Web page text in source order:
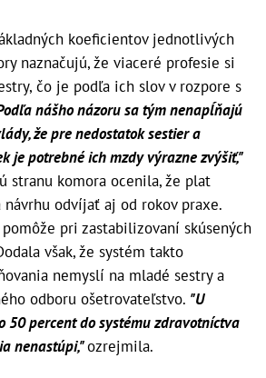
koeficientov jednotlivých
naznačujú, že viaceré profesie si
čo je podľa ich slov v rozpore s
nášho názoru sa tým nenapĺňajú
že pre nedostatok sestier a
je potrebné ich mzdy výrazne zvýšiť,"
stranu komora ocenila, že plat
odvíjať aj od rokov praxe.
pri zastabilizovaní skúsených
však, že systém takto
nemyslí na mladé sestry a
odboru ošetrovateľstvo. "U
50 percent do systému zdravotníctva
nenastúpi,"ozrejmila.